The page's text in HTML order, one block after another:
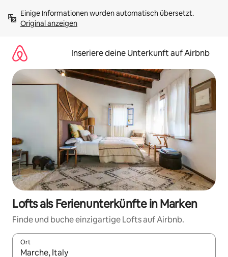
Inhalten
springenOriginal anzeigen
Inseriere deine Unterkunft auf Airbnb
Lofts als Ferienunterkünfte in Marken
Finde und buche einzigartige Lofts auf Airbnb.
Ort
Wenn Ergebnisse verfügbar sind, navigiere mit den